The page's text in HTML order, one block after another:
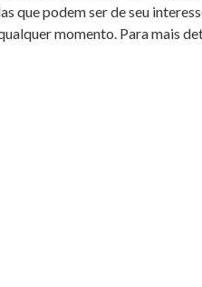
que podem ser de seu
momento. Para mais